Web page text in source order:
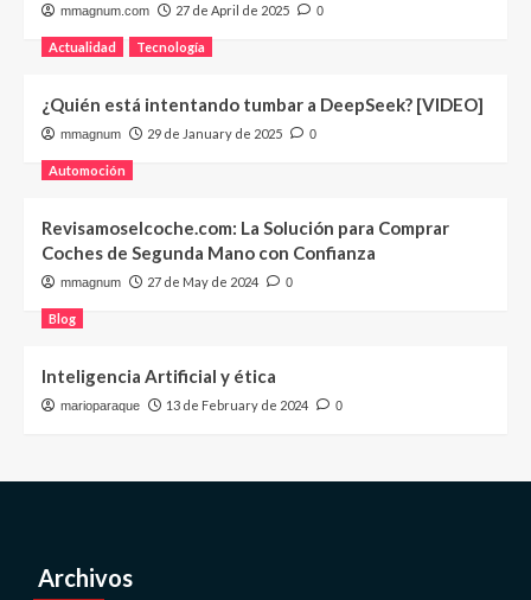
mmagnum.com 27 de April de 2025 0
Actualidad Tecnología
¿Quién está intentando tumbar a DeepSeek? [VIDEO]
mmagnum 29 de January de 2025 0
Automoción
Revisamoselcoche.com: La Solución para Comprar
Coches de Segunda Mano con Confianza
mmagnum 27 de May de 2024 0
Blog
Inteligencia Artificial y ética
marioparaque 13 de February de 2024 0
Archivos